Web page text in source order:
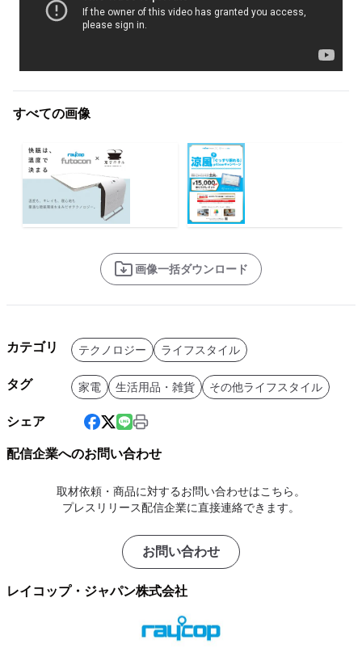
すべての画像
画像一括ダウンロード
カテゴリ テクノロジー ライフスタイル
タグ 家電 生活用品・雑貨 その他ライフスタイル
シェア
配信企業へのお問い合わせ
取材依頼・商品に対するお問い合わせはこちら。
プレスリリース配信企業に直接連絡できます。
お問い合わせ
レイコップ・ジャパン株式会社